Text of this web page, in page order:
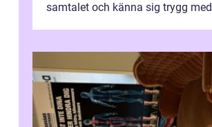
samtalet och känna sig trygg med